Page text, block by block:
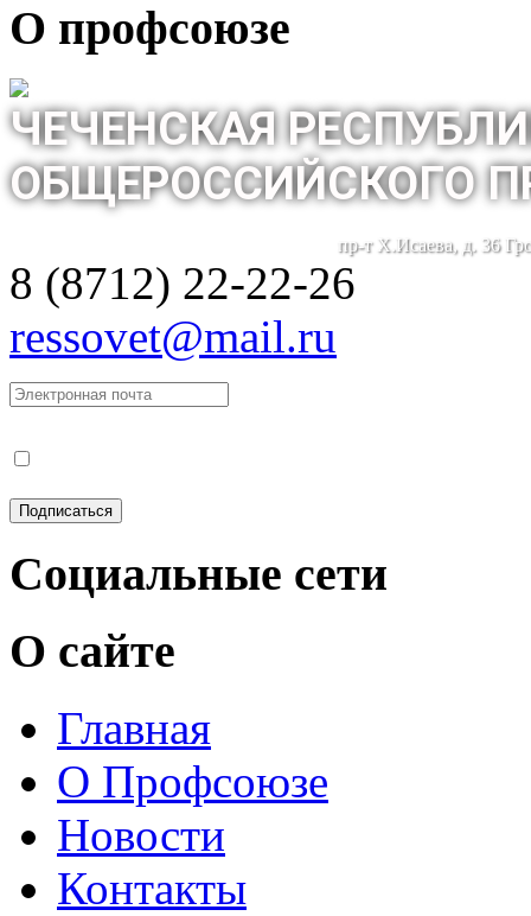
О профсоюзе
ЧЕЧЕНСКАЯ
ОБЩЕРОССИЙСКОГО
пр-т Х.Исаева, д. 36
8 (8712) 22-22-26
ressovet@mail.ru
Социальные сети
О сайте
Главная
О Профсоюзе
Новости
Контакты